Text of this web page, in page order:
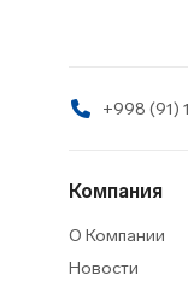
+998 (91)
Компания
О Компании
Новости